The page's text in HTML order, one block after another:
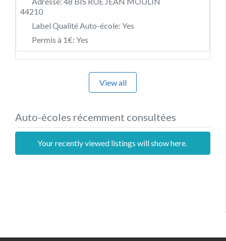
44210
Label Qualité Auto-école: Yes
Permis à 1€: Yes
View all
Auto-écoles récemment consultées
Your recently viewed listings will show here.